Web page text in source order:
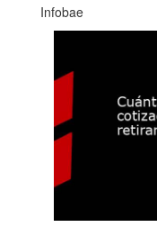
Infobae